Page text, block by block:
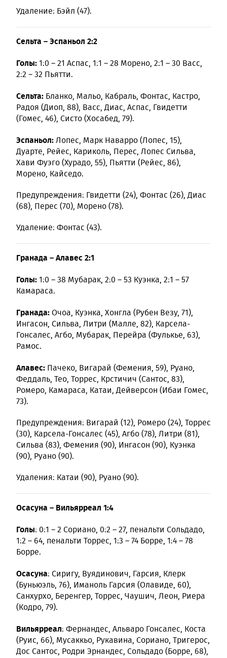
Удаление: Бэйл (47).
Сельта – Эспаньол 2:2
Голы:1:0 – 21 Аспас, 1:1 – 28 Морено, 2:1 – 30 Васс,
2:2 – 32 Пьятти.
Сельта: Бланко, Мальо, Кабраль, Фонтас, Кастро,
Радоя (Диоп, 88), Васс, Диас, Аспас, Гвидетти
(Гомес, 46), Систо (Хосабед, 79).
Эспаньол:Лопес, Марк Наварро (Лопес, 15),
Дуарте, Рейес, Кариколь, Перес, Лопес Сильва,
Хави Фуэго (Хурадо, 55), Пьятти (Рейес, 86),
Морено, Кайседо.
Предупреждения: Гвидетти (24), Фонтас (26), Диас
(68), Перес (70), Морено (78).
Удаление: Фонтас (43).
Гранада – Алавес 2:1
Голы:1:0 – 38 Мубарак, 2:0 – 53 Куэнка, 2:1 – 57
Камараса.
Гранада: Очоа, Куэнка, Хонгла (Рубен Везу, 71),
Ингасон, Сильва, Литри (Малле, 82), Карсела-
Гонсалес, Агбо, Мубарак, Перейра (Фулькье, 63),
Рамос.
Алавес: Пачеко, Вигарай (Фемения, 59), Руано,
Феддаль, Тео, Торрес, Крстичич (Сантос, 83),
Ромеро, Камараса, Катаи, Дейверсон (Ибаи Гомес,
73).
Предупреждения: Вигарай (12), Ромеро (24), Торрес
(30), Карсела-Гонсалес (45), Агбо (78), Литри (81),
Сильва (83), Фемения (90), Ингасон (90), Куэнка
(90), Руано (90).
Удаления: Катаи (90), Руано (90).
Осасуна – Вильярреал 1:4
Голы: 0:1 – 2 Сориано, 0:2 – 27, пенальти Сольдадо,
1:2 – 64, пенальти Торрес, 1:3 – 74 Борре, 1:4 – 78
Борре.
Осасуна: Сиригу, Вуядинович, Гарсия, Клерк
(Буньюэль, 76), Иманоль Гарсия (Олавиде, 60),
Санхурхо, Беренгер, Торрес, Чаушич, Леон, Риера
(Кодро, 79).
Вильярреал: Фернандес, Альваро Гонсалес, Коста
(Руис, 66), Мусаккьо, Рукавина, Сориано, Тригерос,
Дос Сантос, Родри Эрнандес, Сольдадо (Борре, 68),